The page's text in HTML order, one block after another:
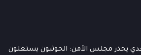
يحذر مجلس الأمن: الحوثيون يستغلون